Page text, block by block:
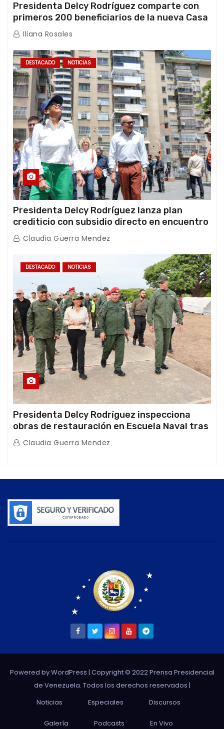
Presidenta Delcy Rodríguez comparte con
primeros 200 beneficiarios de la nueva Casa
de los Abuelos “La Primavera” en Caracas
Iliana Rosales
DESTACADO NOTICIAS
Presidenta Delcy Rodríguez lanza plan
crediticio con subsidio directo en encuentro
con Juntas de Condominio
Claudia Guerra Mendez
DESTACADO NOTICIAS
Presidenta Delcy Rodríguez inspecciona
obras de restauración en Escuela Naval tras
afectaciones sísmicas en La Guaira
Claudia Guerra Mendez
Powered by WordPress | Copyright © 2022 Prensa Presidencial
de Venezuela. Todos los derechos reservados |
Noticias
Especiales Discursos
Galería Podcasts En Vivo